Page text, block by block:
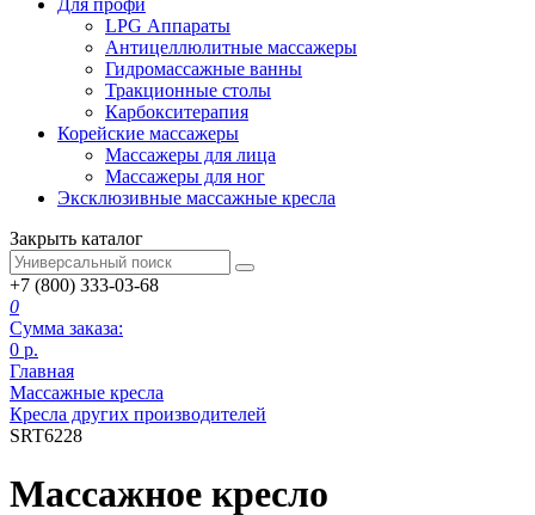
LPG Аппараты
Антицеллюлитные массажеры
Гидромассажные ванны
Тракционные столы
Карбокситерапия
Корейские массажеры
Массажеры для лица
Массажеры для ног
Эксклюзивные массажные кресла
Закрыть каталог
+7 (800) 333-03-68
0
Сумма заказа:
0 р.
Главная
Массажные кресла
Кресла других производителей
SRT6228
Массажное кресло